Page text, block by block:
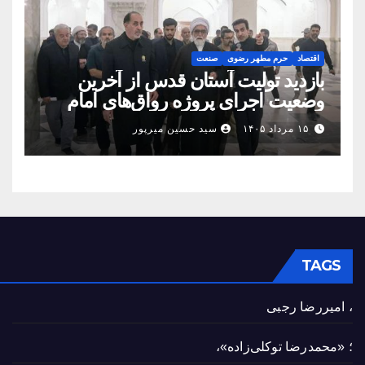
اقتصاد حرم مطهر رضوی صنعت
بازدید تولیت آستان قدس از آخرین
وضعیت اجرای پروژه رواق‌های امام
حسین(ع) و امیرالمؤمنین(ع)
۱۵ مرداد ۱۴۰۵ سید حسین میرپور
TAGS
، امیررضا رجبی
؛ «محمدرضا توکلی‌زاده»،